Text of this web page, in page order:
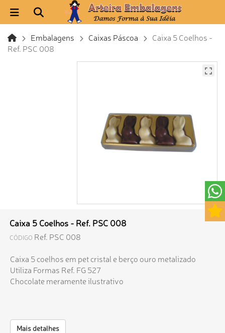
Embalagens Caixas Páscoa
Caixa 5 Coelhos -
Ref. PSC 008
Caixa 5 Coelhos - Ref. PSC 008
CÓDIGO Ref. PSC 008
Caixa 5 coelhos em pet cristal e berço ouro metalizado
Utiliza Formas Ref. FG 527
Chocolate meramente ilustrativo
Mais detalhes